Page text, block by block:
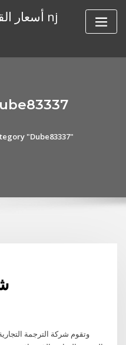
أسعار القروض العقارية الاستثمارية nj
"Dube83337"
وتقوم شركة الترجمة